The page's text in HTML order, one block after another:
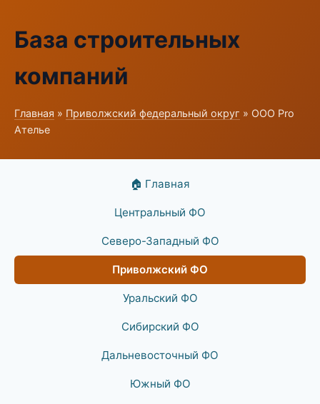
База строительных
компаний
Главная » Приволжский федеральный округ » ООО Pro
Ателье
🏠 Главная
Центральный ФО
Северо-Западный ФО
Приволжский ФО
Уральский ФО
Сибирский ФО
Дальневосточный ФО
Южный ФО